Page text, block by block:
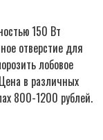
150 Вт
отверстие для
лобовое
в различных
800-1200 рублей.